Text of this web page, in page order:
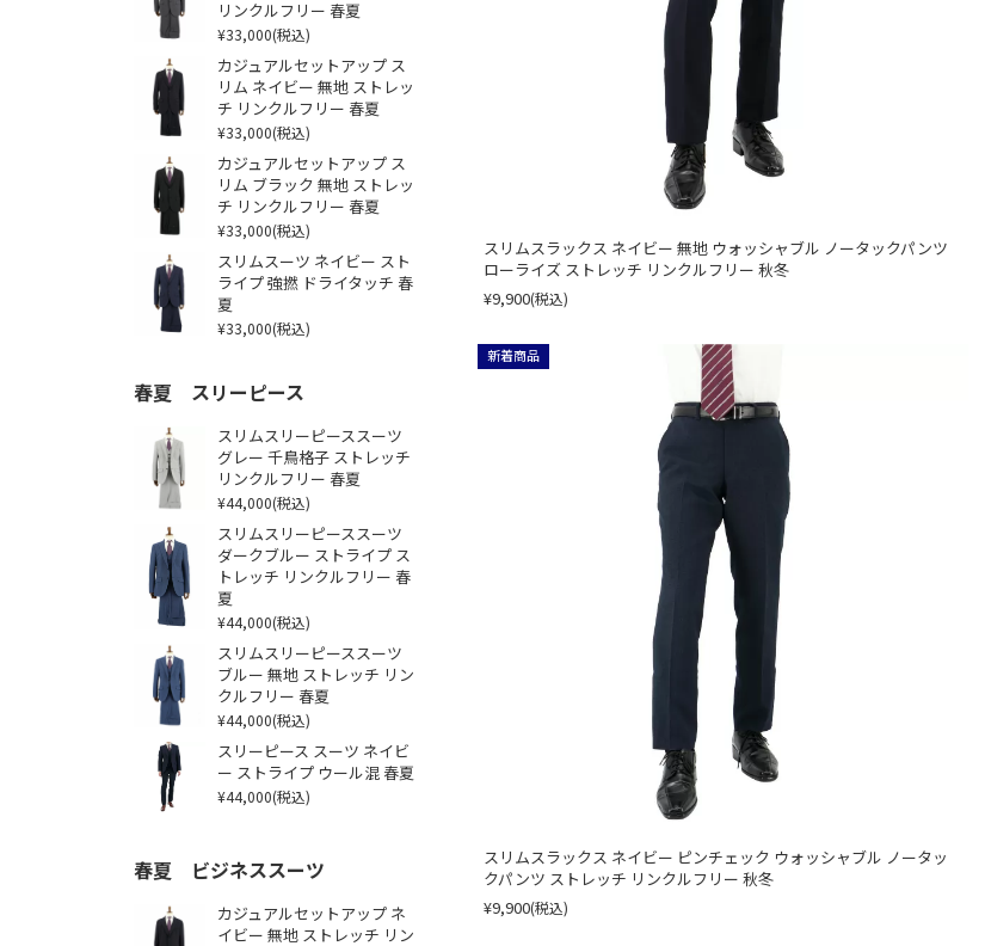
スリムスラックス ネイビー 無地 ウォッシャブル ノータックパンツ
ローライズ ストレッチ リンクルフリー 秋冬
¥9,900(税込)
新着商品
スリムスラックス ネイビー ピンチェック ウォッシャブル ノータッ
クパンツ ストレッチ リンクルフリー 秋冬
¥9,900(税込)
リンクルフリー 春夏
¥33,000(税込)
カジュアルセットアップ ス
リム ネイビー 無地 ストレッ
チ リンクルフリー 春夏
¥33,000(税込)
カジュアルセットアップ ス
リム ブラック 無地 ストレッ
チ リンクルフリー 春夏
¥33,000(税込)
スリムスーツ ネイビー スト
ライプ 強撚 ドライタッチ 春
夏
¥33,000(税込)
春夏 スリーピース
スリムスリーピーススーツ
グレー 千鳥格子 ストレッチ
リンクルフリー 春夏
¥44,000(税込)
スリムスリーピーススーツ
ダークブルー ストライプ ス
トレッチ リンクルフリー 春
夏
¥44,000(税込)
スリムスリーピーススーツ
ブルー 無地 ストレッチ リン
クルフリー 春夏
¥44,000(税込)
スリーピース スーツ ネイビ
ー ストライプ ウール混 春夏
¥44,000(税込)
春夏 ビジネススーツ
カジュアルセットアップ ネ
イビー 無地 ストレッチ リン